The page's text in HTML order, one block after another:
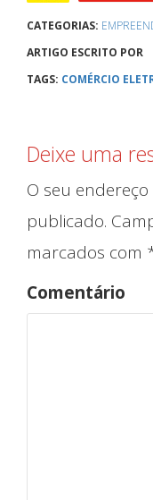
CATEGORIAS:
ARTIGO ESCRITO POR
TAGS: COMÉRCIO
Deixe uma
O seu
publicado.
marcados com
Comentário